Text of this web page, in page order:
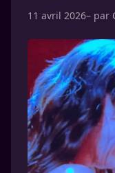
11 avril 2026– par